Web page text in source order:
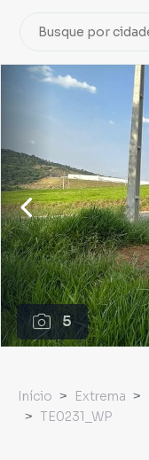
5
Início Extrema
TE0231_WP